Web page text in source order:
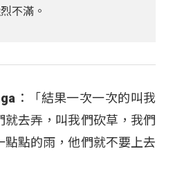
不滿。
：「結果一次一次的叫我
去弄，叫我們砍草，我們
點點的雨，他們就不要上去